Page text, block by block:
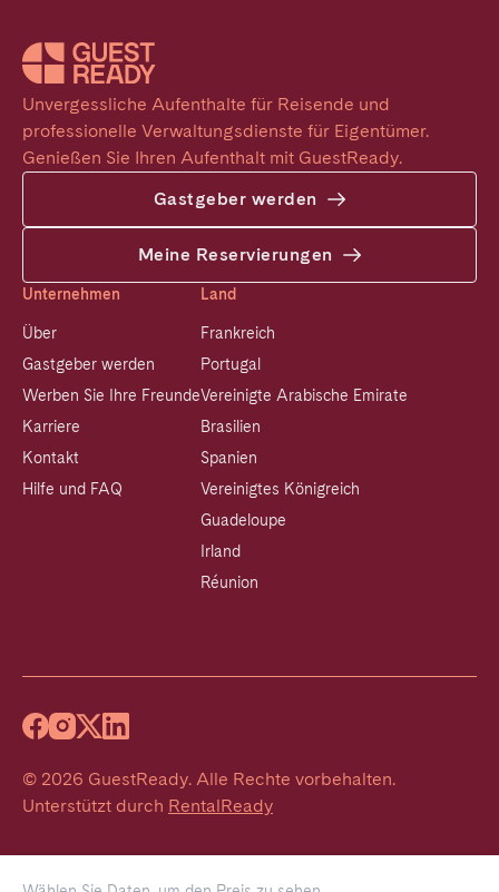
Unvergessliche Aufenthalte für Reisende und
professionelle Verwaltungsdienste für Eigentümer.
Genießen Sie Ihren Aufenthalt mit GuestReady.
Gastgeber werden
Meine Reservierungen
Unternehmen
Über
Gastgeber werden
Werben Sie Ihre Freunde
Karriere
Kontakt
Hilfe und FAQ
Land
Frankreich
Portugal
Vereinigte Arabische Emirate
Brasilien
Spanien
Vereinigtes Königreich
Guadeloupe
Irland
Réunion
© 2026 GuestReady. Alle Rechte vorbehalten.
Unterstützt durch RentalReady